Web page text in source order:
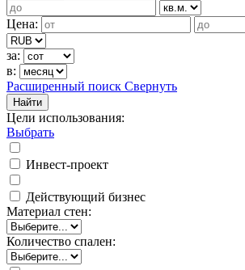
Цена:
за:
в:
Расширенный поиск Свернуть
Найти
Цели использования:
Выбрать
Инвест-проект
Действующий бизнес
Материал стен:
Количество спален: